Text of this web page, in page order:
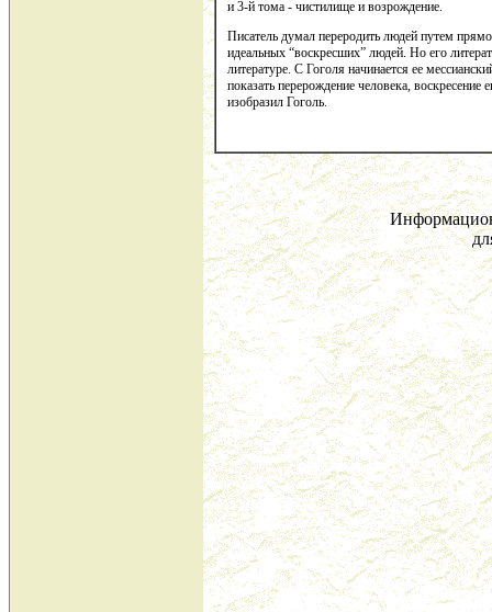
и 3-й тома - чистилище и возрождение.
Писатель думал переродить людей путем
идеальных “воскресших” людей. Но его
литературе. С Гоголя начинается ее
показать перерождение человека, воскресение
изобразил Гоголь.